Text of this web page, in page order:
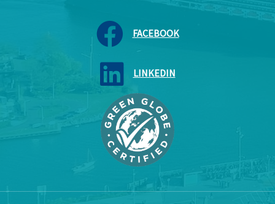
FACEBOOK
LINKEDIN